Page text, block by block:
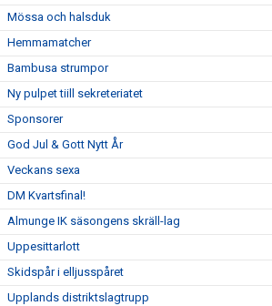
Mössa och halsduk
Hemmamatcher
Bambusa strumpor
Ny pulpet tiill sekreteriatet
Sponsorer
God Jul & Gott Nytt År
Veckans sexa
DM Kvartsfinal!
Almunge IK säsongens skräll-lag
Uppesittarlott
Skidspår i elljusspåret
Upplands distriktslagtrupp